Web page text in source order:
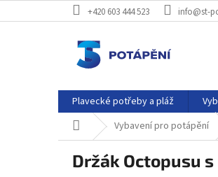
na
+420 603 444 523 info@st-
Plavecké potřeby a pláž
Domů Vybavení pro potápění
Držák Octopusu